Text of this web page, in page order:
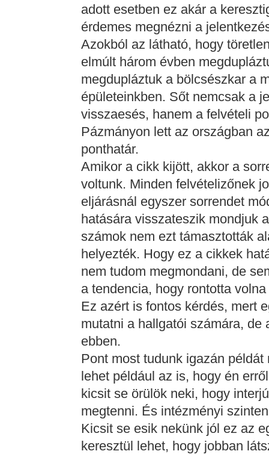
adott esetben ez akár a
érdemes megnézni a
Azokból az látható, hogy
elmúlt három évben
megdupláztuk a bölcsészkar a
épületeinkben. Sőt nemcsak a
visszaesés, hanem a felvételi
Pázmányon lett az országban
ponthatár.
Amikor a cikk kijött, akkor a
voltunk. Minden felvételizőnek
eljárásnál egyszer sorrendet
hatására visszateszik mondjuk
számok nem ezt támasztották
helyezték. Hogy ez a cikkek
nem tudom megmondani, de
a tendencia, hogy rontotta
Ez azért is fontos kérdés, mert
mutatni a hallgatói számára,
ebben.
Pont most tudunk igazán
lehet például az is, hogy én
kicsit se örülök neki, hogy
megtenni. És intézményi
Kicsit se esik nekünk jól ez az
keresztül lehet, hogy jobban